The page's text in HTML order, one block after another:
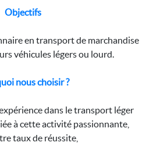
Objectifs
en transport de marchandise
véhicules légers ou lourd.
nous choisir ?
dans le transport léger
à cette activité passionnante,
taux de réussite,